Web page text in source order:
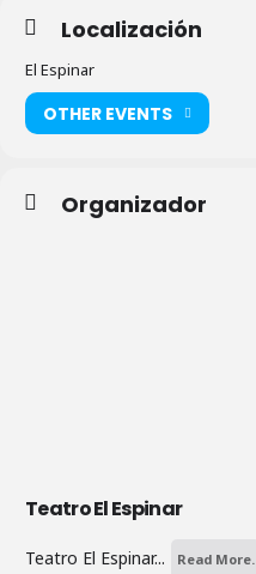
Localización
El Espinar
OTHER EVENTS
Organizador
Teatro El Espinar
Teatro El Espinar... Read More.